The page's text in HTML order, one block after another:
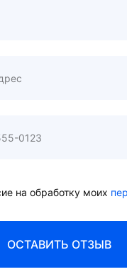
на обработку моих
ОСТАВИТЬ ОТЗЫВ